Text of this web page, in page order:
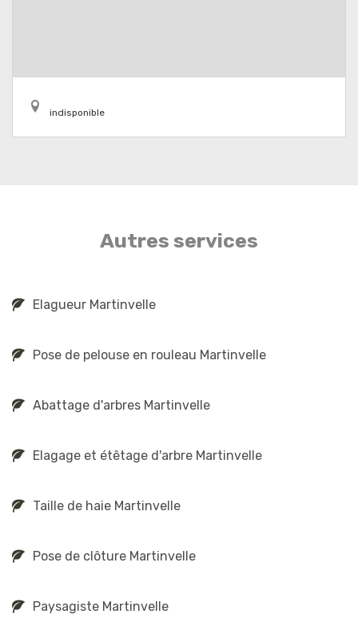
indisponible
Autres services
Elagueur Martinvelle
Pose de pelouse en rouleau Martinvelle
Abattage d'arbres Martinvelle
Elagage et étêtage d'arbre Martinvelle
Taille de haie Martinvelle
Pose de clôture Martinvelle
Paysagiste Martinvelle